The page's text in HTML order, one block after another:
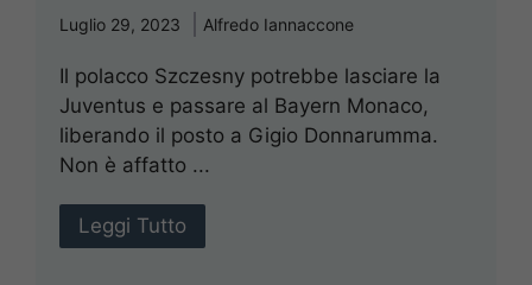
Luglio 29, 2023 Alfredo Iannaccone
Il polacco Szczesny potrebbe lasciare la
Juventus e passare al Bayern Monaco,
liberando il posto a Gigio Donnarumma.
Non è affatto ...
Leggi Tutto